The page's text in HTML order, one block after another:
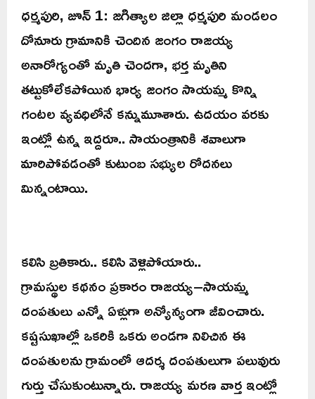
ధర్మపురి, జూన్‌ 1: జగిత్యాల జిల్లా ధర్మపురి మండలం
దోనూరు గ్రామానికి చెందిన జంగం రాజయ్య
అనారోగ్యంతో మృతి చెందగా, భర్త మృతిని
తట్టుకోలేకపోయిన భార్య జంగం సాయమ్మ కొన్ని
గంటల వ్యవధిలోనే కన్నుమూశారు. ఉదయం వరకు
ఇంట్లో ఉన్న ఇద్దరూ.. సాయంత్రానికి శవాలుగా
మారిపోవడంతో కుటుంబ సభ్యుల రోదనలు
మిన్నంటాయి.
కలిసి బ్రతికారు.. కలిసి వెళ్లిపోయారు..
గ్రామస్థుల కథనం ప్రకారం రాజయ్య–సాయమ్మ
దంపతులు ఎన్నో ఏళ్లుగా అన్యోన్యంగా జీవించారు.
కష్టసుఖాల్లో ఒకరికి ఒకరు అండగా నిలిచిన ఈ
దంపతులను గ్రామంలో ఆదర్శ దంపతులుగా పలువురు
గుర్తు చేసుకుంటున్నారు. రాజయ్య మరణ వార్త ఇంట్లో